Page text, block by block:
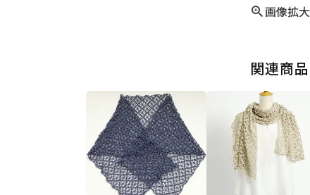
画像拡大
関連商品